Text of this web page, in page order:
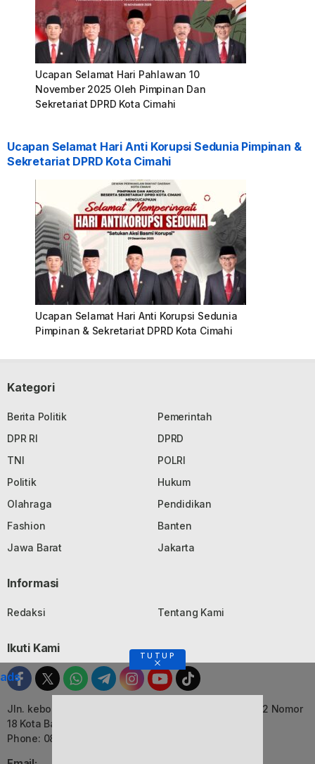
Ucapan Selamat Hari Pahlawan 10
November 2025 Oleh Pimpinan Dan
Sekretariat DPRD Kota Cimahi
Ucapan Selamat Hari Anti Korupsi Sedunia Pimpinan &
Sekretariat DPRD Kota Cimahi
Ucapan Selamat Hari Anti Korupsi Sedunia
Pimpinan & Sekretariat DPRD Kota Cimahi
Kategori
Berita Politik
Pemerintah
DPR RI
DPRD
TNI
POLRI
Politik
Hukum
Olahraga
Pendidikan
Fashion
Banten
Jawa Barat
Jakarta
Informasi
Redaksi Tentang Kami
Ikuti Kami
Jln. kebon Jati, Komplek Ruko Luxor Permai Kavling 22 Nomor
18 Kota Bandung, Jawa Barat
Phone: 082116055552
TUTUP
ads